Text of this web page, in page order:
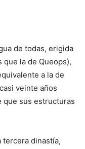
de todas, erigida
que la de Queops),
a la de
veinte años
que sus estructuras
tercera dinastía,